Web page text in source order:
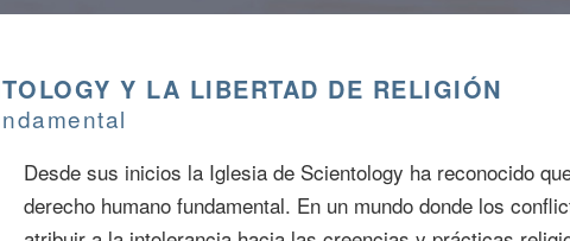
Y LA LIBERTAD DE RELIGIÓN
Desde sus inicios la Iglesia de Scientology ha reconocido
derecho humano fundamental. En un mundo donde los